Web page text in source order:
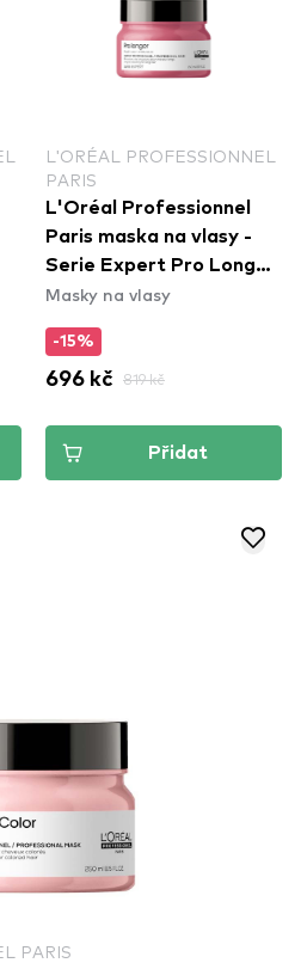
L'ORÉAL PROFESSIONNEL
PARIS
L'Oréal Professionnel
Paris maska na vlasy -
Serie Expert Pro Longer
Mask
Masky na vlasy
-15%
696 kč 819 kč
Přidat
PARIS